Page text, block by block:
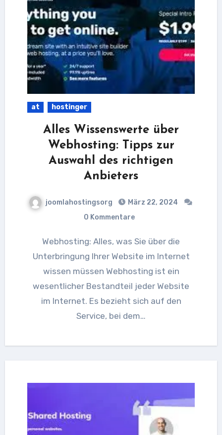
at hostinger
Alles Wissenswerte über
Webhosting: Tipps zur
Auswahl des richtigen
Anbieters
joomlahostingsorg
März 22, 2024
0 Kommentare
Webhosting: Alles, was Sie über die
Unterbringung Ihrer Website im Internet
wissen müssen Webhosting ist ein
wesentlicher Bestandteil jeder Website
im Internet. Es bezieht sich auf den
Service, bei dem…